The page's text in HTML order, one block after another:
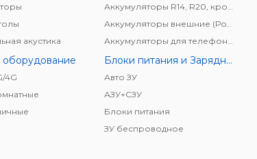
акустика
4G
Блоки питания и Зарядные устройства
Авто ЗУ
АЗУ+CЗУ
Блоки питания
ЗУ беспроводное